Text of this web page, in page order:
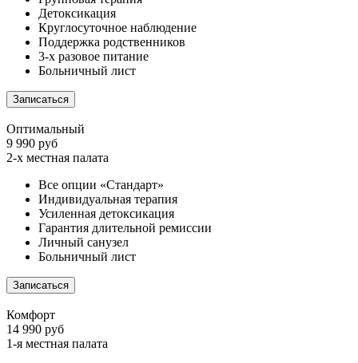
Детоксикация
Круглосуточное наблюдение
Поддержка родственников
3-х разовое питание
Больничный лист
Записаться
Оптимальный
9 990 руб
2-х местная палата
Все опции «Стандарт»
Индивидуальная терапия
Усиленная детоксикация
Гарантия длительной ремиссии
Личный санузел
Больничный лист
Записаться
Комфорт
14 990 руб
1-я местная палата